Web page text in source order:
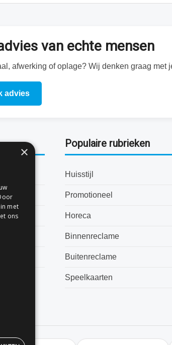
van echte mensen
afwerking of oplage? Wij denken graag met
advies
Populaire rubrieken
Huisstijl
Promotioneel
Horeca
Binnenreclame
Buitenreclame
Speelkaarten
×
met
ons